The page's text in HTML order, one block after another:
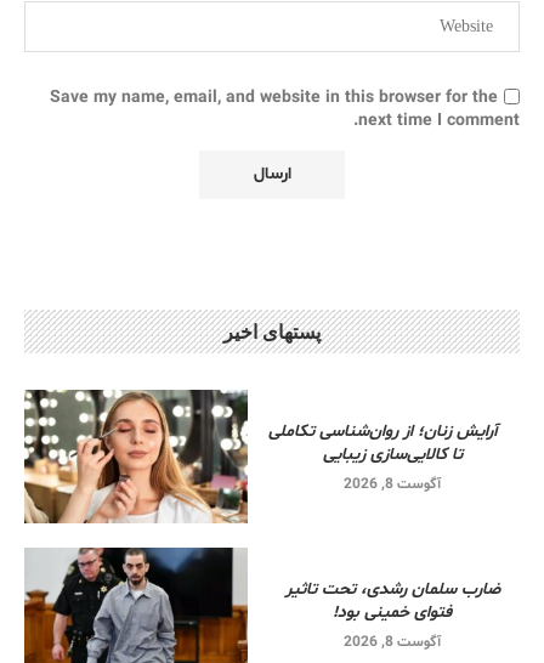
Save my name, email, and website in this browser for the
next time I comment.
پستهای اخیر
آرایش زنان؛ از روان‌شناسی تکاملی
تا کالایی‌سازی زیبایی
آگوست 8, 2026
ضارب سلمان رشدی، تحت تاثیر
فتوای خمینی بود!
آگوست 8, 2026